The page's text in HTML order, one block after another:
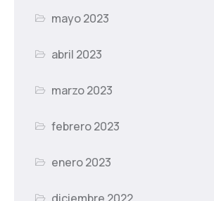
mayo 2023
abril 2023
marzo 2023
febrero 2023
enero 2023